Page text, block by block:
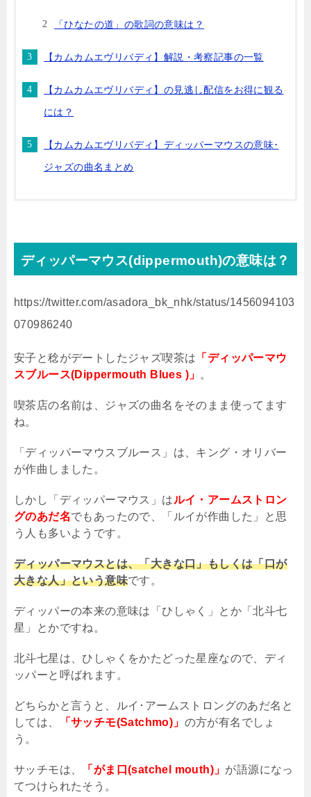
「ひなたの道」の歌詞の意味は？
【カムカムエヴリバディ】解説・考察記事の一覧
【カムカムエヴリバディ】の見逃し配信をお得に観る
には？
【カムカムエヴリバディ】ディッパーマウスの意味･
ジャズの曲名まとめ
ディッパーマウス(dippermouth)の意味は？
https://twitter.com/asadora_bk_nhk/status/1456094103
070986240
安子と稔がデートしたジャズ喫茶は 「ディッパーマウ
スブルース(Dippermouth Blues )」 。
喫茶店の名前は、ジャズの曲名をそのまま使ってます
ね。
「ディッパーマウスブルース」は、キング・オリバー
が作曲しました。
しかし「ディッパーマウス」はルイ・アームストロン
グのあだ名でもあったので、「ルイが作曲した」と思
う人も多いようです。
ディッパーマウスとは、「大きな口」もしくは「口が
大きな人」という意味です。
ディッパーの本来の意味は「ひしゃく」とか「北斗七
星」とかですね。
北斗七星は、ひしゃくをかたどった星座なので、ディ
ッパーと呼ばれます。
どちらかと言うと、ルイ･アームストロングのあだ名と
しては、
「サッチモ(Satchmo)」 の方が有名でしょ
う。
サッチモは、 「がま口(satchel mouth)」 が語源になっ
てつけられたそう。